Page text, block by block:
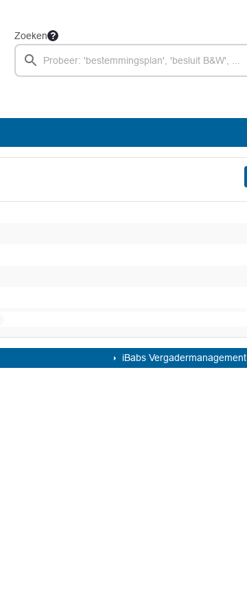
Zoeken
iBabs Vergadermanagement